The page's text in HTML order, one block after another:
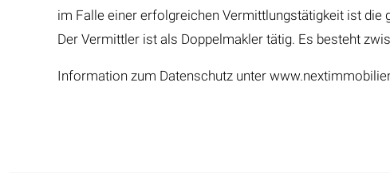
im Falle einer erfolgreichen Vermittlungstätigkeit ist die
Der Vermittler ist als Doppelmakler tätig. Es besteht
Information zum Datenschutz unter